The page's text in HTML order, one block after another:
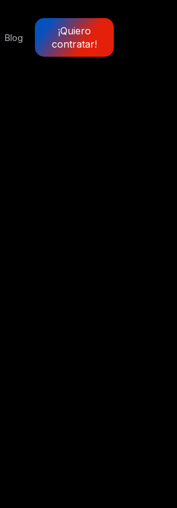
Blog
¡Quiero
contratar!